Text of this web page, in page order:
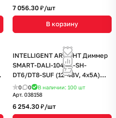
7 056.30 ₽/шт
В корзину
INTELLIGENT ARLIGHT Диммер
SMART-DALI-104-72-SH-
DT6/DT8-SUF (12-48V, 4x5A)
(IARL, IP20 Пластик, 5 лет)
0 0 В наличии: 100 шт
Арт. 038158
6 254.30 ₽/шт